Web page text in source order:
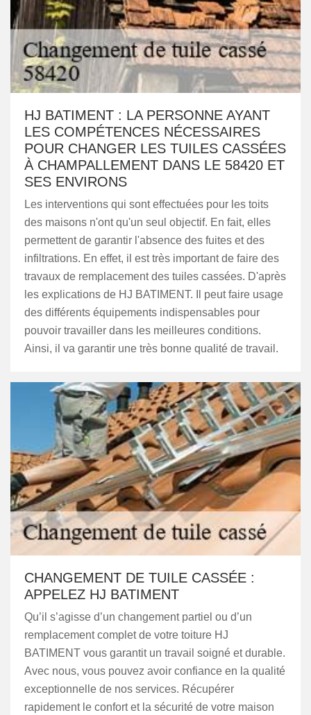
HJ BATIMENT : LA PERSONNE AYANT
LES COMPÉTENCES NÉCESSAIRES
POUR CHANGER LES TUILES CASSÉES
À CHAMPALLEMENT DANS LE 58420 ET
SES ENVIRONS
Les interventions qui sont effectuées pour les toits
des maisons n'ont qu'un seul objectif. En fait, elles
permettent de garantir l'absence des fuites et des
infiltrations. En effet, il est très important de faire des
travaux de remplacement des tuiles cassées. D'après
les explications de HJ BATIMENT. Il peut faire usage
des différents équipements indispensables pour
pouvoir travailler dans les meilleures conditions.
Ainsi, il va garantir une très bonne qualité de travail.
CHANGEMENT DE TUILE CASSÉE :
APPELEZ HJ BATIMENT
Qu’il s’agisse d’un changement partiel ou d’un
remplacement complet de votre toiture HJ
BATIMENT vous garantit un travail soigné et durable.
Avec nous, vous pouvez avoir confiance en la qualité
exceptionnelle de nos services. Récupérer
rapidement le confort et la sécurité de votre maison